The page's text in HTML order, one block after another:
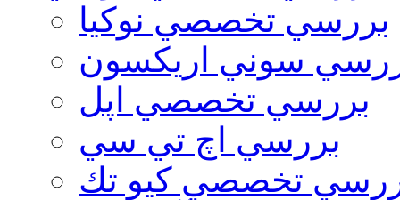
بررسي تخصصي نوكيا
سوني اريكسون
بررسي تخصصي اپل
بررسي اچ تي سي
تخصصي كيو تك